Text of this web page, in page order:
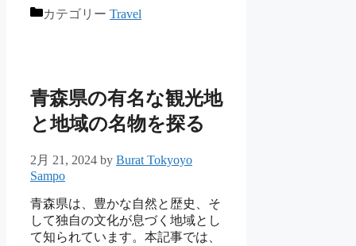
カテゴリー Travel
青森県の有名な観光地
と地域の名物を探る
2月 21, 2024 by Burat Tokyoyo
Sampo
青森県は、豊かな自然と歴史、そ
して独自の文化が息づく地域とし
て知られています。本記事では、